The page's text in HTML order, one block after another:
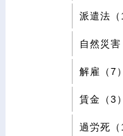
派遣法（
自然災害
解雇（7）
賃金（3）
過労死（